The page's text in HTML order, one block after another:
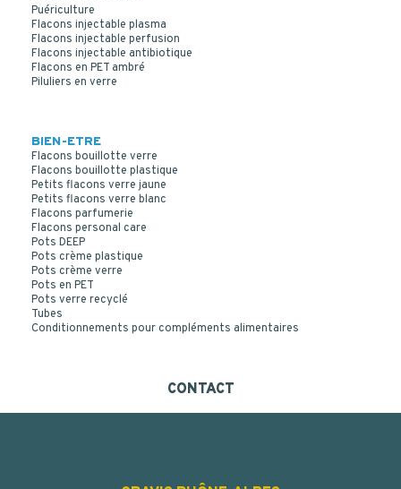
Puériculture
Flacons injectable plasma
Flacons injectable perfusion
Flacons injectable antibiotique
Flacons en PET ambré
Piluliers en verre
BIEN-ETRE
Flacons bouillotte verre
Flacons bouillotte plastique
Petits flacons verre jaune
Petits flacons verre blanc
Flacons parfumerie
Flacons personal care
Pots DEEP
Pots crème plastique
Pots crème verre
Pots en PET
Pots verre recyclé
Tubes
Conditionnements pour compléments alimentaires
CONTACT